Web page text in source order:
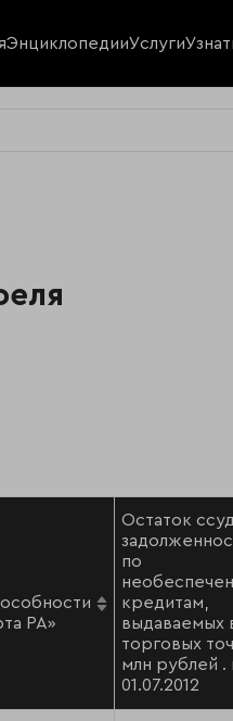
ЭнциклопедииУслуги
РА»
Остаток
по
кредитам,
выдаваемых
торговых
млн рублей .
01.07.2012